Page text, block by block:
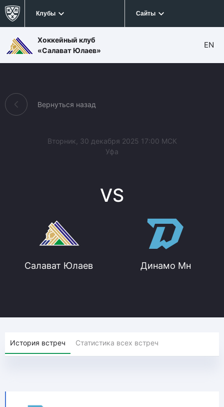
Клубы Сайты
Хоккейный клуб
«Салават Юлаев»
EN
Вернуться назад
Салават Юлаев
Вторник, 30 декабря 2025 17:00 МСК
Уфа
VS
Динамо Мн
История встреч Статистика всех встреч